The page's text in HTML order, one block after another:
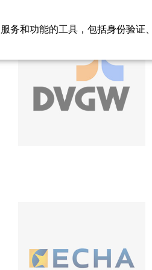
务和功能的工具，包括身份验证